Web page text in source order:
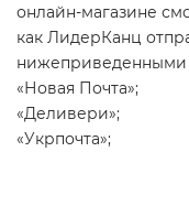
онлайн-магазине
как ЛидерКанц
нижеприведенными
«Новая Почта»;
«Деливери»;
«Укрпочта»;